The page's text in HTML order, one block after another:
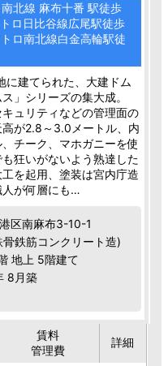
北線 麻布十番 駅徒歩
ロ日比谷線広尾駅徒歩
ロ南北線白金高輪駅徒
に建てられた、大建ドム
」シリーズの集大成。
ュリティなどの管理面の
が2.8～3.0メートル、内
チーク、マホガニーを使
狂いがないよう熟達した
を起用、塗装は宮内庁造
が何層にも…
区南麻布3-10-1
骨鉄筋コンクリート造)
地上 5階建て
8月築
賃料
管理費
詳細